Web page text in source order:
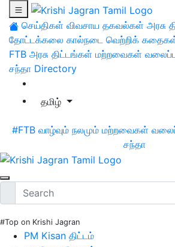
செய்திகள் விவசாய தகவல்கள் அரசு
தோட்டக்கலை கால்நடை வெற்றிக்
FTB அரசு திட்டங்கள் மற்றவைகள்
சந்தா Directory
தமிழ்
#FTB வாழ்வும் நலமும் மற்றவைகள்
சந்தா
#Top on Krishi Jagran
PM Kisan திட்டம்